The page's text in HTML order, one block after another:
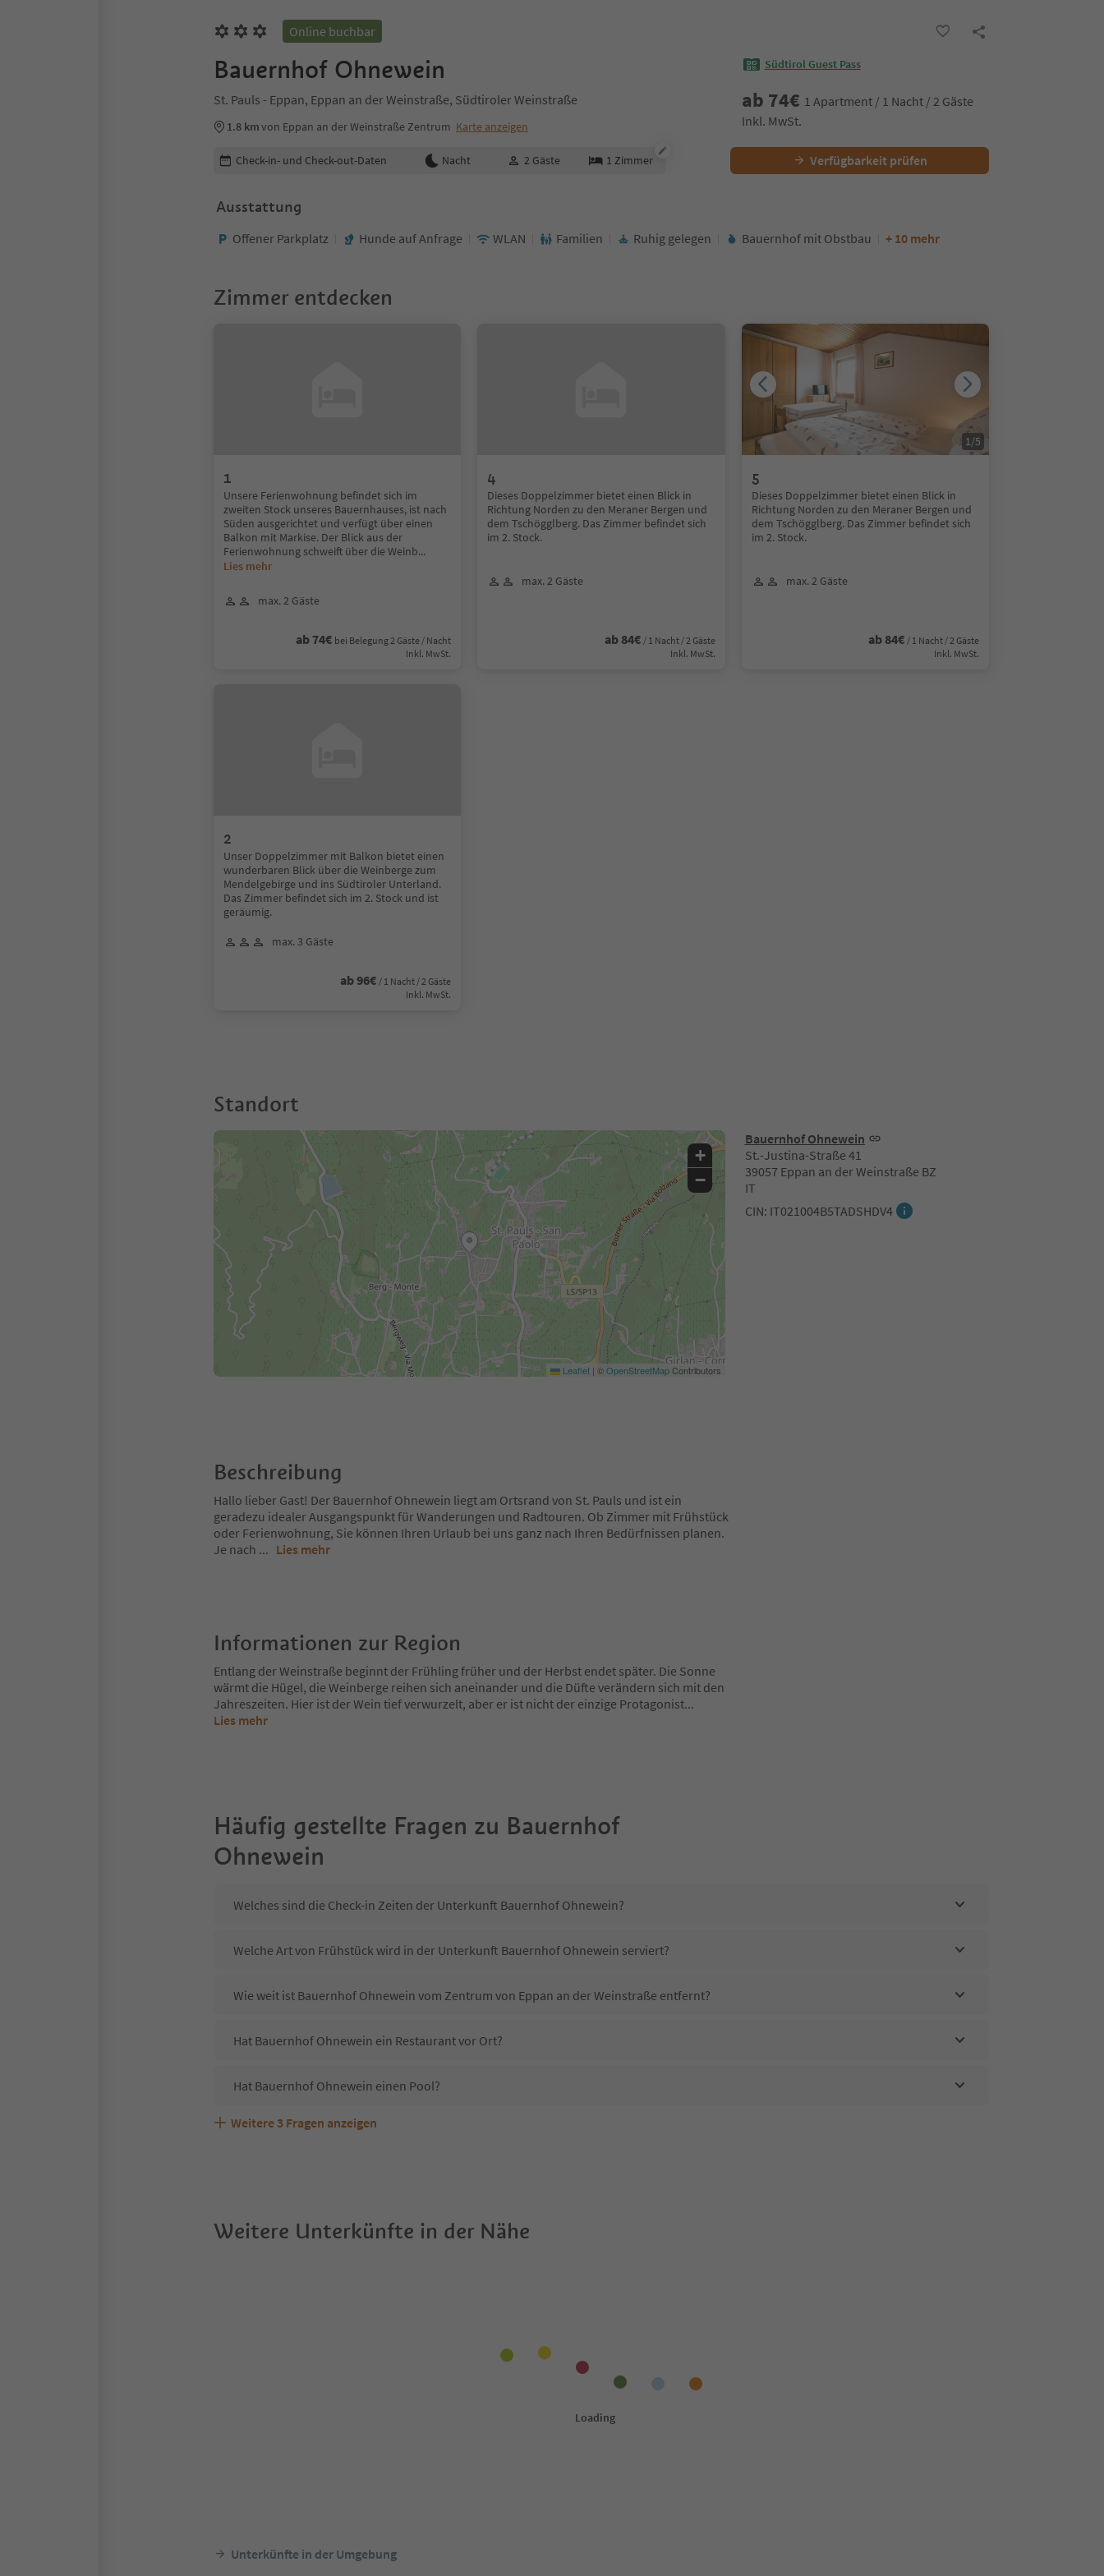
Online buchbar
Bauernhof Ohnewein
St. Pauls - Eppan, Eppan an der Weinstraße, Südtiroler Weinstraße
1.8 kmvon Eppan an der Weinstraße Zentrum Karte anzeigen
Südtirol Guest Pass
ab 74€ 1 Apartment / 1 Nacht / 2 Gäste
Inkl. MwSt.
Buchungsdetails bearbeiten
Check-in- und Check-out-Daten Nacht 2 Gäste 1 Zimmer Verfügbarkeit prüfen
Ausstattung
Offener Parkplatz Hunde auf Anfrage WLAN Familien Ruhig gelegen Bauernhof mit Obstbau + 10 mehr
Zimmer entdecken
1
Unsere Ferienwohnung befindet sich im
zweiten Stock unseres Bauernhauses, ist nach
Süden ausgerichtet und verfügt über einen
Balkon mit Markise. Der Blick aus der
Ferienwohnung schweift über die Weinb...
Lies mehr
max. 2 Gäste
ab 74€ bei Belegung 2 Gäste / Nacht
Inkl. MwSt.
4
Dieses Doppelzimmer bietet einen Blick in
Richtung Norden zu den Meraner Bergen und
dem Tschögglberg. Das Zimmer befindet sich
im 2. Stock.
max. 2 Gäste
ab 84€ / 1 Nacht / 2 Gäste
Inkl. MwSt.
5
Dieses Doppelzimmer bietet einen Blick in
Richtung Norden zu den Meraner Bergen und
dem Tschögglberg. Das Zimmer befindet sich
im 2. Stock.
max. 2 Gäste
ab 84€ / 1 Nacht / 2 Gäste
Inkl. MwSt.
1/5
2
Unser Doppelzimmer mit Balkon bietet einen
wunderbaren Blick über die Weinberge zum
Mendelgebirge und ins Südtiroler Unterland.
Das Zimmer befindet sich im 2. Stock und ist
geräumig.
max. 3 Gäste
ab 96€ / 1 Nacht / 2 Gäste
Inkl. MwSt.
Standort
Bauernhof Ohnewein
St.-Justina-Straße 41
39057 Eppan an der Weinstraße BZ
IT
CIN: IT021004B5TADSHDV4
+
−
Leaflet | ©OpenStreetMapContributors
Beschreibung
Hallo lieber Gast! Der Bauernhof Ohnewein liegt am Ortsrand von St. Pauls und ist ein
geradezu idealer Ausgangspunkt für Wanderungen und Radtouren. Ob Zimmer mit Frühstück
oder Ferienwohnung, Sie können Ihren Urlaub bei uns ganz nach Ihren Bedürfnissen planen.
Je nach ... Lies mehr
Informationen zur Region
Entlang der Weinstraße beginnt der Frühling früher und der Herbst endet später. Die Sonne
wärmt die Hügel, die Weinberge reihen sich aneinander und die Düfte verändern sich mit den
Jahreszeiten. Hier ist der Wein tief verwurzelt, aber er ist nicht der einzige Protagonist...
Lies mehr
Häufig gestellte Fragen zu Bauernhof
Ohnewein
Welches sind die Check-in Zeiten der Unterkunft Bauernhof Ohnewein?
Welche Art von Frühstück wird in der Unterkunft Bauernhof Ohnewein serviert?
Wie weit ist Bauernhof Ohnewein vom Zentrum von Eppan an der Weinstraße entfernt?
Hat Bauernhof Ohnewein ein Restaurant vor Ort?
Hat Bauernhof Ohnewein einen Pool?
Sind Haustiere in der Unterkunft Bauernhof Ohnewein erlaubt?
Welche Services bietet Bauernhof Ohnewein?
Weitere 3 Fragen anzeigen
Weitere Unterkünfte in der Nähe
Unterkünfte in der Umgebung